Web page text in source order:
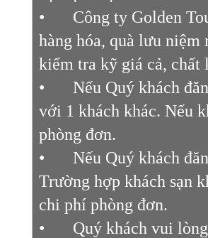
•
Công ty Golden
hàng hóa, quà lưu
kiểm tra kỹ giá cả,
•
Nếu Quý khách
với 1 khách khác. Nếu
phòng đơn.
•
Nếu Quý khách
Trường hợp khách sạn
chi phí phòng đơn.
•
Quý khách vui